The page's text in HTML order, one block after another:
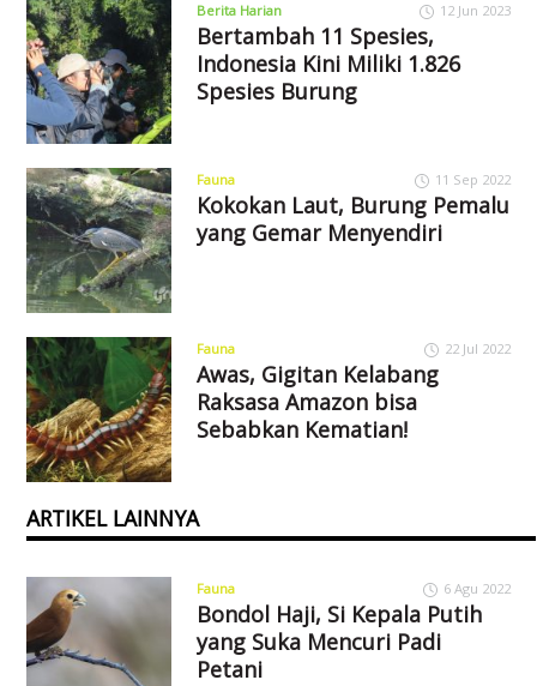
Berita Harian 12 Jun 2023
Bertambah 11 Spesies,
Indonesia Kini Miliki 1.826
Spesies Burung
Fauna 11 Sep 2022
Kokokan Laut, Burung Pemalu
yang Gemar Menyendiri
Fauna 22 Jul 2022
Awas, Gigitan Kelabang
Raksasa Amazon bisa
Sebabkan Kematian!
ARTIKEL LAINNYA
Fauna 6 Agu 2022
Bondol Haji, Si Kepala Putih
yang Suka Mencuri Padi
Petani